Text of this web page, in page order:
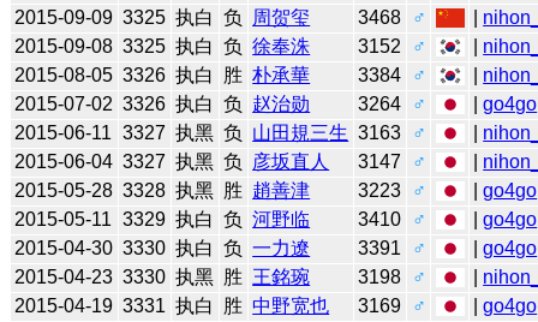
2015-09-09 3325 执白 负 周贺玺 3468 ♂
2015-09-08 3325 执白 负 徐奉洙 3152 ♂
2015-08-05 3326 执白 胜 朴承華 3384 ♂
2015-07-02 3326 执白 负 赵治勋 3264 ♂ |go4go
2015-06-11 3327 执黑 负 山田規三生 3163 ♂
2015-06-04 3327 执黑 负 彦坂直人 3147 ♂
2015-05-28 3328 执黑 胜 趙善津 3223 ♂ |go4go
2015-05-11 3329 执白 负 河野临 3410 ♂ |go4go
2015-04-30 3330 执白 负 一力遼 3391 ♂ |go4go
2015-04-23 3330 执黑 胜 王銘琬 3198 ♂
2015-04-19 3331 执白 胜 中野宽也 3169 ♂ |go4go